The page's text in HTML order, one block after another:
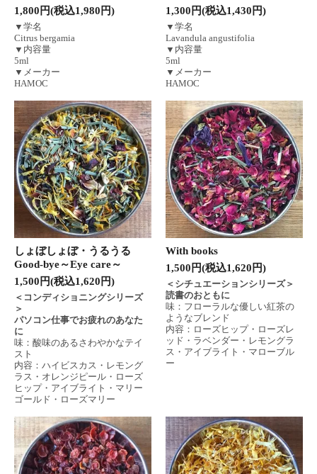
1,800円(税込1,980円)
▼学名
Citrus bergamia
▼内容量
5ml
▼メーカー
HAMOC
1,300円(税込1,430円)
▼学名
Lavandula angustifolia
▼内容量
5ml
▼メーカー
HAMOC
しょぼしょぼ・うるうる
Good-bye～Eye care～
1,500円(税込1,620円)
＜コンディショニングシリーズ
＞
パソコン仕事でお疲れのあなた
に
味：酸味のあるさわやかなテイ
スト
内容：ハイビスカス・レモング
ラス・オレンジピール・ローズ
ヒップ・アイブライト・マリー
ゴールド・ローズマリー
With books
1,500円(税込1,620円)
＜シチュエーションシリーズ＞
読書のおともに
味：フローラルな優しい紅茶の
ようなブレンド
内容：ローズヒップ・ローズレ
ッド・ラベンダー・レモングラ
ス・アイブライト・マローブル
ー